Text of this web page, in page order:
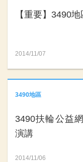
【重要】3490
2014/11/07
3490地區
3490扶輪公益
演講
2014/11/06